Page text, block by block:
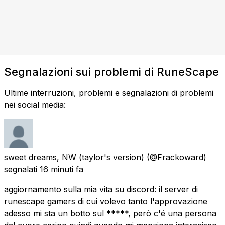
Segnalazioni sui problemi di RuneScape
Ultime interruzioni, problemi e segnalazioni di problemi
nei social media:
sweet dreams, NW (taylor's version) (@Frackoward)
segnalati 16 minuti fa
aggiornamento sulla mia vita su discord: il server di
runescape gamers di cui volevo tanto l'approvazione
adesso mi sta un botto sul *****, però c'é una persona